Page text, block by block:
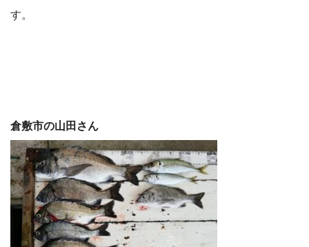
す。
倉敷市の山田さん